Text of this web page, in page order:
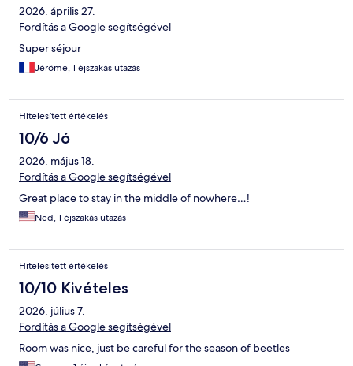
2026. április 27.
Fordítás a Google segítségével
Super séjour
Jérôme, 1 éjszakás utazás
Hitelesített értékelés
10/6 Jó
2026. május 18.
Fordítás a Google segítségével
Great place to stay in the middle of nowhere…!
Ned, 1 éjszakás utazás
Hitelesített értékelés
10/10 Kivételes
2026. július 7.
Fordítás a Google segítségével
Room was nice, just be careful for the season of beetles